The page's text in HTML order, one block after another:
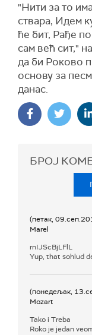
"Нити за то
ствара, Идем
ће бит, Рађе
сам већ сит,"
да би Роково
основу за
данас.
БРОЈ
(петак,
Marel
rnIJScBjLFlL
Yup, that sohlud
(понедељак,
Mozart
Tako i Treba
Roko je jedan